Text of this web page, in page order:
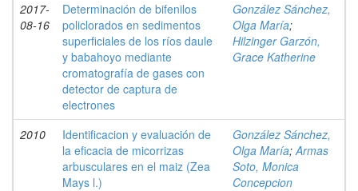
2017-
08-16
Determinación de bifenilos
policlorados en sedimentos
superficiales de los ríos daule
y babahoyo mediante
cromatografía de gases con
detector de captura de
electrones
González Sánchez,
Olga María;
Hilzinger Garzón,
Grace Katherine
2010
Identificacion y evaluación de
la eficacia de micorrizas
arbusculares en el maiz (Zea
Mays l.)
González Sánchez,
Olga María;Armas
Soto, Monica
Concepcion